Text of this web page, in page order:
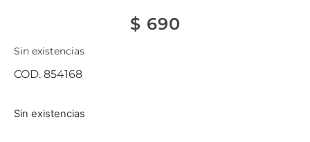
$ 690
Sin existencias
COD. 854168
Sin existencias